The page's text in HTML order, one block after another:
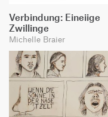
Verbindung: Eineiige
Zwillinge
Michelle Braier